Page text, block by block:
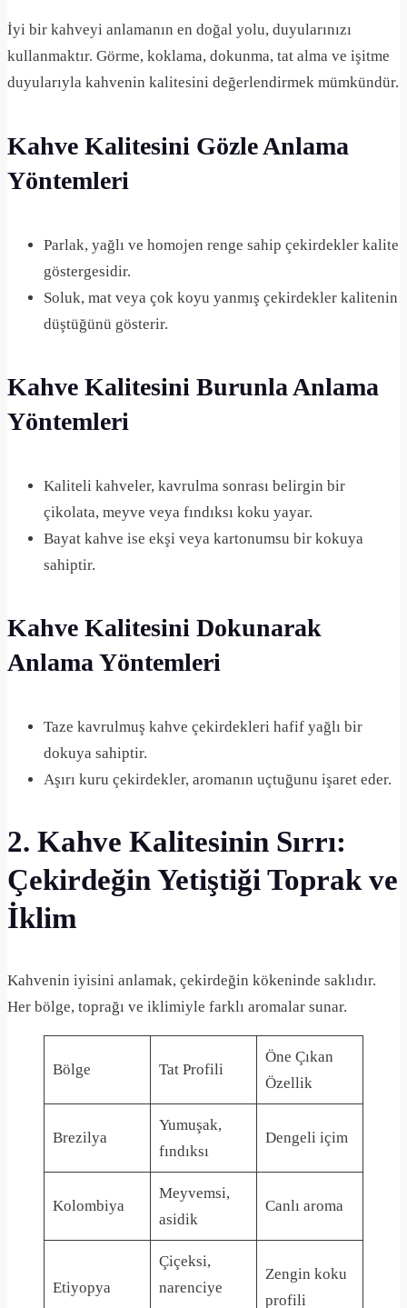
İyi bir kahveyi anlamanın en doğal yolu, duyularınızı
kullanmaktır. Görme, koklama, dokunma, tat alma ve işitme
duyularıyla kahvenin kalitesini değerlendirmek mümkündür.
Kahve Kalitesini Gözle Anlama
Yöntemleri
Parlak, yağlı ve homojen renge sahip çekirdekler kalite
göstergesidir.
Soluk, mat veya çok koyu yanmış çekirdekler kalitenin
düştüğünü gösterir.
Kahve Kalitesini Burunla Anlama
Yöntemleri
Kaliteli kahveler, kavrulma sonrası belirgin bir
çikolata, meyve veya fındıksı koku yayar.
Bayat kahve ise ekşi veya kartonumsu bir kokuya
sahiptir.
Kahve Kalitesini Dokunarak
Anlama Yöntemleri
Taze kavrulmuş kahve çekirdekleri hafif yağlı bir
dokuya sahiptir.
Aşırı kuru çekirdekler, aromanın uçtuğunu işaret eder.
2. Kahve Kalitesinin Sırrı:
Çekirdeğin Yetiştiği Toprak ve
İklim
Kahvenin iyisini anlamak, çekirdeğin kökeninde saklıdır.
Her bölge, toprağı ve iklimiyle farklı aromalar sunar.
Bölge Tat Profili
Öne Çıkan
Özellik
Brezilya
Yumuşak,
fındıksı
Dengeli içim
Kolombiya
Meyvemsi,
asidik
Canlı aroma
Etiyopya
Çiçeksi,
narenciye
Zengin koku
profili